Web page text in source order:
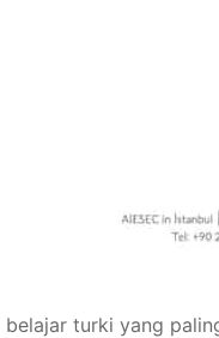
belajar turki yang